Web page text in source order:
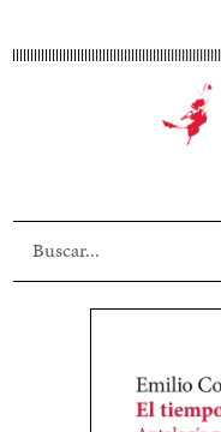
al